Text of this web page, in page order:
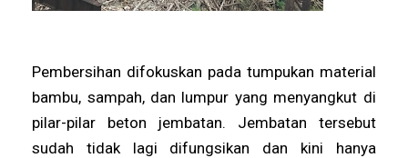
Pembersihan difokuskan pada tumpukan material
bambu, sampah, dan lumpur yang menyangkut di
pilar-pilar beton jembatan. Jembatan tersebut
sudah tidak lagi difungsikan dan kini hanya